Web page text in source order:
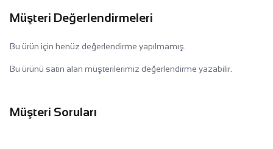
Müşteri Değerlendirmeleri
Bu ürün için henüz değerlendirme yapılmamış.
Bu ürünü satın alan müşterilerimiz değerlendirme yazabilir.
Müşteri Soruları